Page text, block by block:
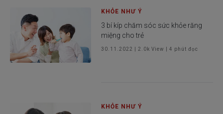
KHỎE NHƯ Ý
3 bí kíp chăm sóc sức khỏe răng
miệng cho trẻ
30.11.2022 2.0k View |4 phút đọc
KHỎE NHƯ Ý